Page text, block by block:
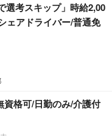
選考スキップ」時給2,00
ェアドライバー/普通免
資格可/日勤のみ/介護付